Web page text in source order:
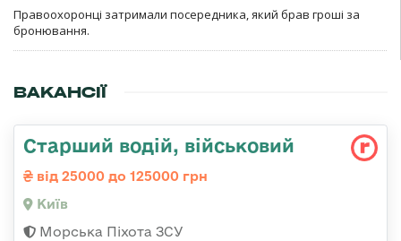
Правоохоронці затримали посередника, який брав гроші за
бронювання.
ВАКАНСІЇ
Старший водій, військовий
від 25000 до 125000 грн
Київ
Морська Піхота ЗСУ